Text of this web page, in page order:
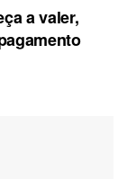
a valer,